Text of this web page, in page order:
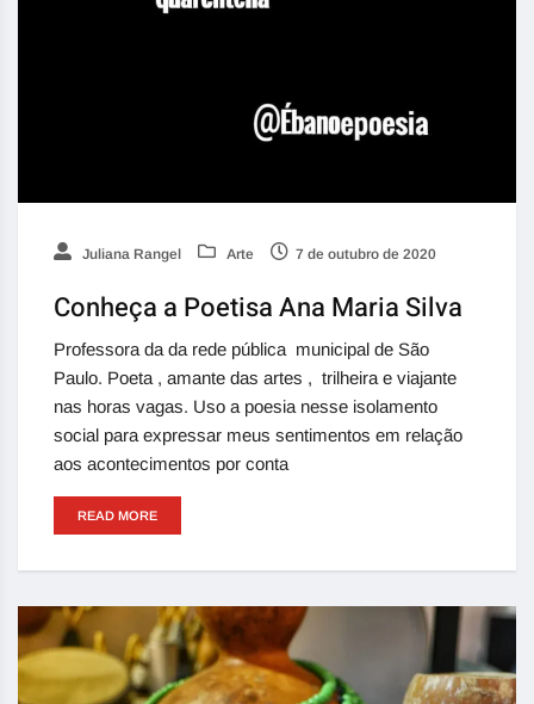
Juliana Rangel Arte 7 de outubro de 2020
Conheça a Poetisa Ana Maria Silva
Professora da da rede pública municipal de São
Paulo. Poeta , amante das artes , trilheira e viajante
nas horas vagas. Uso a poesia nesse isolamento
social para expressar meus sentimentos em relação
aos acontecimentos por conta
READ MORE